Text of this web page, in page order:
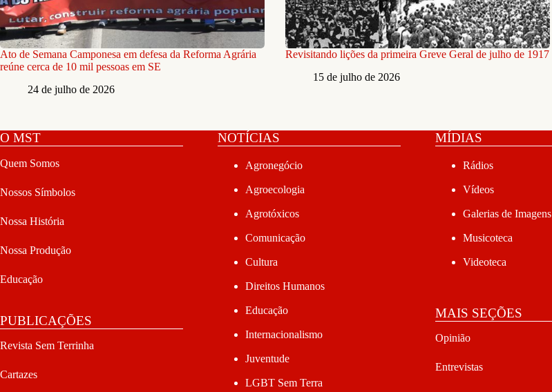
Ato de Semana Camponesa em defesa da Reforma Agrária
reúne cerca de 10 mil pessoas em SE
24 de julho de 2026
Revisitando lições da primeira Greve Geral de julho de 1917
15 de julho de 2026
O MST
Quem Somos
Nossos Símbolos
Nossa História
Nossa Produção
Educação
PUBLICAÇÕES
Revista Sem Terrinha
Cartazes
NOTÍCIAS
Agronegócio
Agroecologia
Agrotóxicos
Comunicação
Cultura
Direitos Humanos
Educação
Internacionalismo
Juventude
LGBT Sem Terra
MÍDIAS
Rádios
Vídeos
Galerias de Imagens
Musicoteca
Videoteca
MAIS SEÇÕES
Opinião
Entrevistas